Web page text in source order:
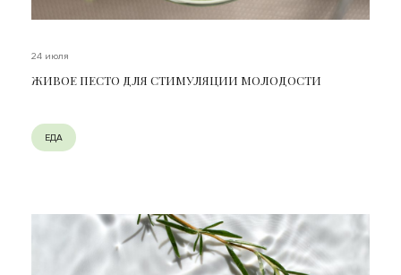
24 июля
ЖИВОЕ ПЕСТО ДЛЯ СТИМУЛЯЦИИ МОЛОДОСТИ
ЕДА